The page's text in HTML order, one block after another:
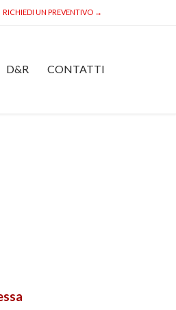
RICHIEDI UN PREVENTIVO →
D&R CONTATTI